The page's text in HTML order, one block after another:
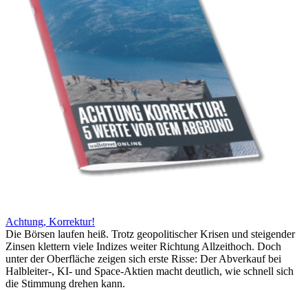
Achtung, Korrektur!
Die Börsen laufen heiß. Trotz geopolitischer Krisen und steigender
Zinsen klettern viele Indizes weiter Richtung Allzeithoch. Doch
unter der Oberfläche zeigen sich erste Risse: Der Abverkauf bei
Halbleiter-, KI- und Space-Aktien macht deutlich, wie schnell sich
die Stimmung drehen kann.